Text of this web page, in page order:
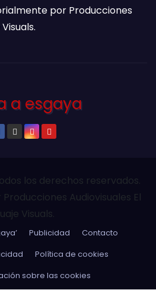
por Producciones
los derechos reservados.
Audiovisuales El
Visuals.
Publicidad
Contacto
Política de cookies
sobre las cookies